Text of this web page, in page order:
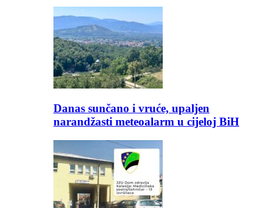
Danas sunčano i vruće, upaljen
narandžasti meteoalarm u cijeloj BiH